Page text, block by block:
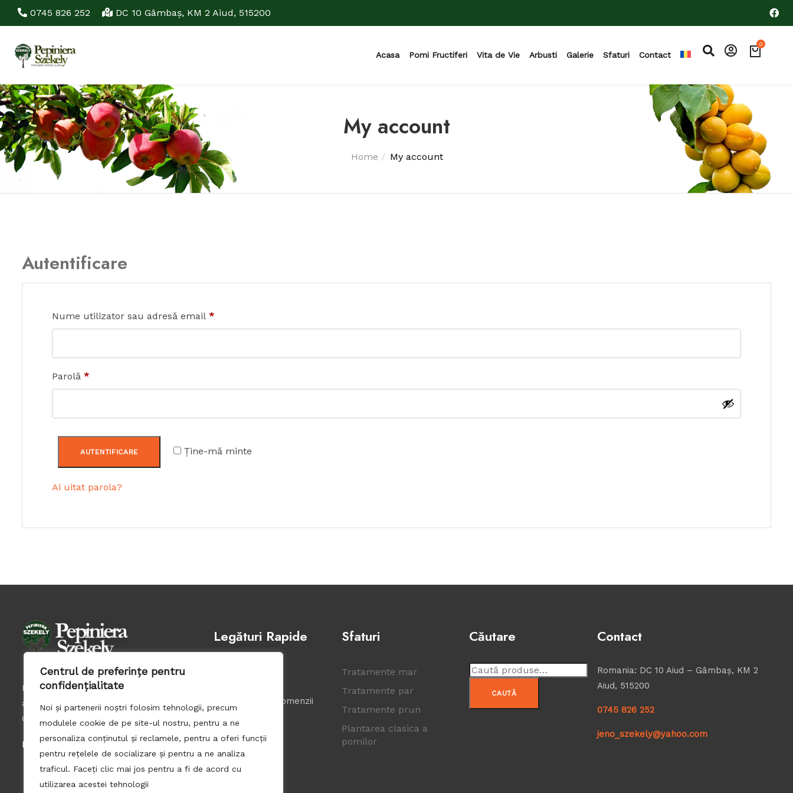
Centrul de preferințe pentru
confidențialitate
Noi și partenerii noștri folosim tehnologii, precum
modulele cookie de pe site-ul nostru, pentru a ne
personaliza conținutul și reclamele, pentru a oferi funcții
pentru rețelele de socializare și pentru a ne analiza
traficul. Faceți clic mai jos pentru a fi de acord cu
utilizarea acestei tehnologii
0745 826 252 DC 10 Gâmbaş, KM 2 Aiud, 515200
0
Acasa Pomi Fructiferi Vita de Vie Arbusti Galerie Sfaturi Contact
My account
Home My account
Autentificare
Nume utilizator sau adresă email *Obligatoriu
Parolă *Obligatoriu
Ține-mă minte
AUTENTIFICARE
Ai uitat parola?
Producem puieti pomi fructiferi si
arbusti în pepiniera noastra din
Gambas din 1993.
Follow us:
Legături Rapide
Monitorizarea comenzii
Sfaturi
Tratamente mar
Tratamente par
Tratamente prun
Plantarea clasica a
pomilor
Căutare
Caută
după:
CAUTĂ
Contact
Romania: DC 10 Aiud – Gâmbaş, KM 2
Aiud, 515200
0745 826 252
jeno_szekely@yahoo.com